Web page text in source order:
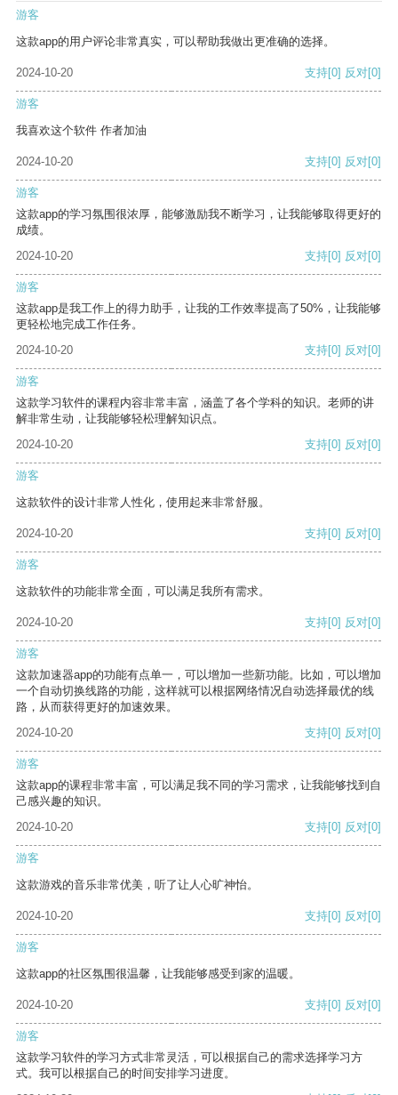
游客
这款app的用户评论非常真实，可以帮助我做出更准确的选择。
2024-10-20 支持[0] 反对[0]
游客
我喜欢这个软件 作者加油
2024-10-20 支持[0] 反对[0]
游客
这款app的学习氛围很浓厚，能够激励我不断学习，让我能够取得更好的
成绩。
2024-10-20
支持[0] 反对[0]
游客
这款app是我工作上的得力助手，让我的工作效率提高了50%，让我能够
更轻松地完成工作任务。
2024-10-20
支持[0] 反对[0]
游客
这款学习软件的课程内容非常丰富，涵盖了各个学科的知识。老师的讲
解非常生动，让我能够轻松理解知识点。
2024-10-20
支持[0] 反对[0]
游客
这款软件的设计非常人性化，使用起来非常舒服。
2024-10-20 支持[0] 反对[0]
游客
这款软件的功能非常全面，可以满足我所有需求。
2024-10-20 支持[0] 反对[0]
游客
这款加速器app的功能有点单一，可以增加一些新功能。比如，可以增加
一个自动切换线路的功能，这样就可以根据网络情况自动选择最优的线
路，从而获得更好的加速效果。
2024-10-20
支持[0] 反对[0]
游客
这款app的课程非常丰富，可以满足我不同的学习需求，让我能够找到自
己感兴趣的知识。
2024-10-20
支持[0] 反对[0]
游客
这款游戏的音乐非常优美，听了让人心旷神怡。
2024-10-20 支持[0] 反对[0]
游客
这款app的社区氛围很温馨，让我能够感受到家的温暖。
2024-10-20 支持[0] 反对[0]
游客
这款学习软件的学习方式非常灵活，可以根据自己的需求选择学习方
式。我可以根据自己的时间安排学习进度。